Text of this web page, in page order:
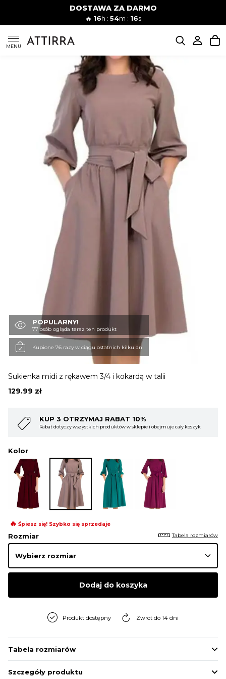
DOSTAWA ZA DARMO
🔥 16h :54m : 15s
MENU
Mężczyźni
SUKIENKI
STROJE KĄPIELOWE
SWETRY
OKRYCIA WIERZCHNIE
POPULARNY!
77 osób ogląda teraz ten produkt
Kupione 76 razy w ciągu ostatnich kilku dni
Sukienka midi z rękawem 3/4 i kokardą w talii
129.99 zł
KUP 3 OTRZYMAJ RABAT 10%
Rabat dotyczy wszystkich produktów w sklepie i obejmuje cały koszyk
Kolor
🔥 Śpiesz się! Szybko się sprzedaje
Rozmiar Tabela rozmiarów
Dodaj do koszyka
Produkt dostępny Zwrot do 14 dni
Tabela rozmiarów
Szczegóły produktu